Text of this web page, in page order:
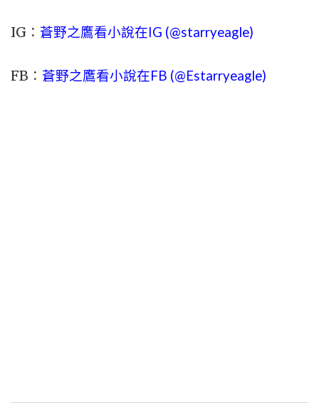
IG： 蒼野之鷹看小說在IG (@starryeagle)
FB： 蒼野之鷹看小說在FB (@Estarryeagle)